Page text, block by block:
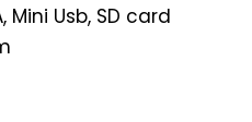
Mini Usb, SD card